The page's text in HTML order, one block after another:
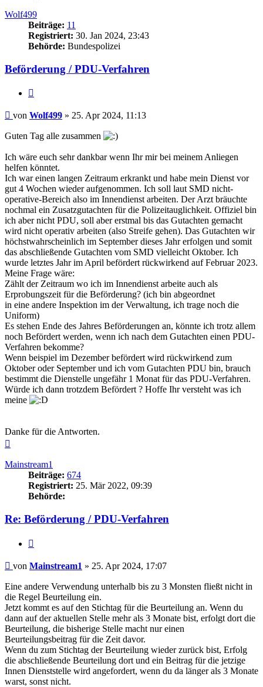
Wolf499
Beiträge: 11
Registriert: 30. Jan 2024, 23:43
Behörde: Bundespolizei
Beförderung / PDU-Verfahren
Beitrag
von Wolf499 » 25. Apr 2024, 11:13
Guten Tag alle zusammen
Ich wäre euch sehr dankbar wenn Ihr mir bei meinem Anliegen
helfen könntet.
Ich war einen langen Zeitraum erkrankt und habe mein Dienst vor
gut 4 Wochen wieder aufgenommen. Ich soll laut SMD nicht-
operative-Bereich also im Innendienst arbeiten. Der Arzt bräuchte
nochmal ein Zusatzgutachten für die Polizeitauglichkeit. Offiziel bin
ich aber nicht PDU, soll aber erstmal bis das Gutachten gemacht
wird nicht operativ arbeiten (also Streife gehen). Das Gutachten wir
höchstwahrscheinlich im September dieses Jahr erfolgen und somit
das abschließende Gutachten vom SMD vielleicht Oktober. Ich
wurde letztes Jahr im April befördert rückwirkend auf Februar 2023.
Meine Frage wäre:
Zählt der Zeitraum wo ich im Innendienst arbeite auch als
Erprobungszeit für die Beförderung? (ich bin abgeordnet
in eine andere Inspektion im der Verwaltung, ich trage noch die
Uniform)
Es stehen Ende des Jahres Beförderungen an, könnte ich trotz allem
noch Befördert werden, wenn ich nach dem Gutachten einen PDU-
Verfahren bekomme?
Wenn beispiel im Dezember befördert wird rückwirkend zum
Oktober oder September und ich vom Gutachten PDU bin, brauch
bestimmt die Dienstelle ungefähr 1 Monat für das PDU-Verfahren.
Würde ich dann trotzdem Befördert ? Hoffe Ihr versteht was ich
meine
Danke für die Antworten.
Mainstream1
Beiträge: 674
Registriert: 25. Mär 2022, 09:39
Behörde:
Re: Beförderung / PDU-Verfahren
Beitrag
von Mainstream1 » 25. Apr 2024, 17:07
Eine andere Verwendung unterhalb bis zu 3 Monsten fließt nicht in
die Regel Beurteilung ein.
Jetzt kommt es auf den Stichtag für die Beurteilung an. Wenn du
dann auf der aktuellen Stelle mehr als 3 Monate bist, erfolgt dort die
Beurteilung, die bisherige Stelle macht nur einen
Beurteilungsbeitrag für die Zeit davor.
Wenn du zum Stichtag der Beurteilung wieder zurück bist, Erfolg
die abschließende Beurteilung dort und ein Beitrag für die jetzige
Innen Dienststelle wird angefordert, wenn du da länger als 3 Monate
warst, sonst nicht.